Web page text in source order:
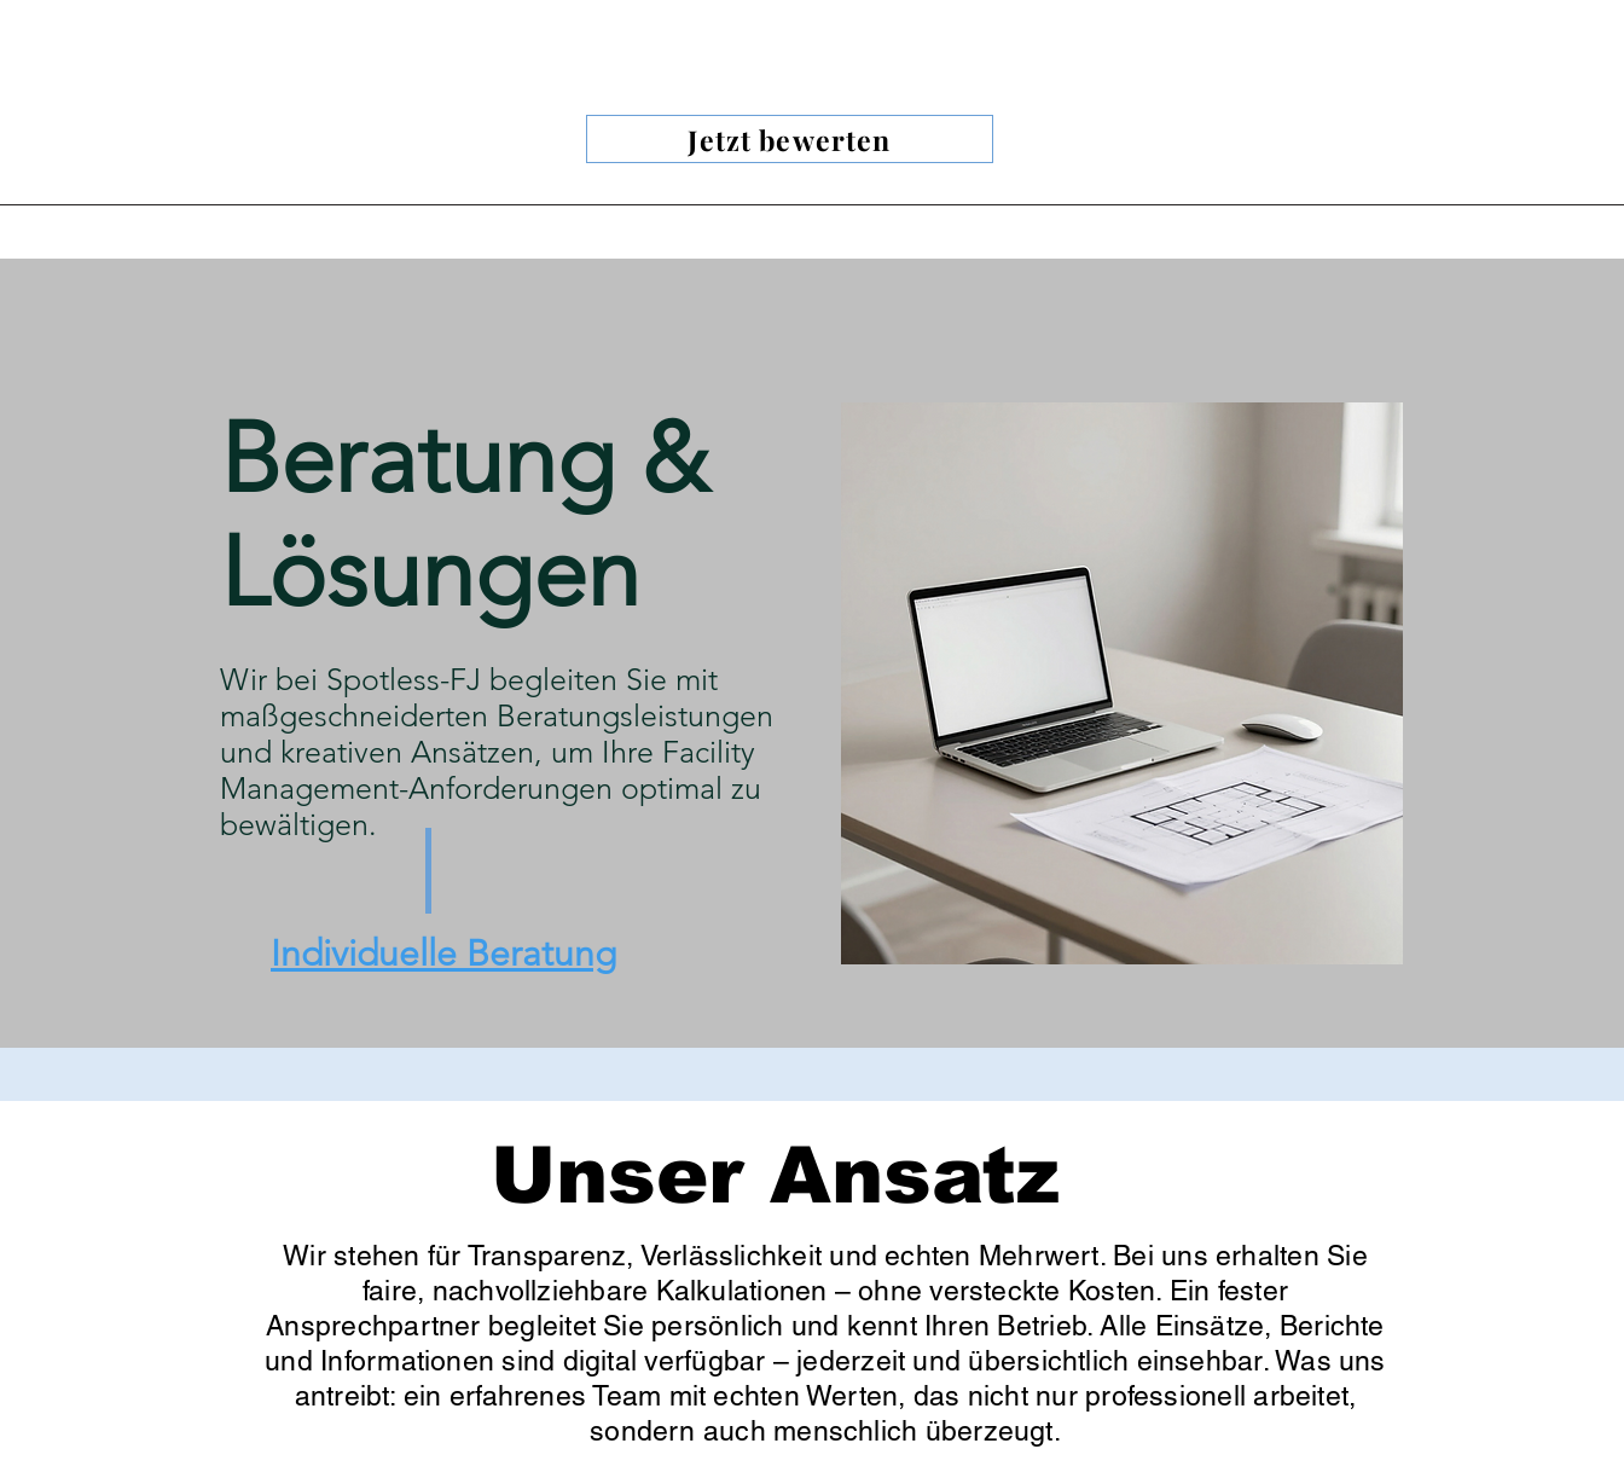
Jetzt bewerten
​Beratung &
Lösungen
​Wir bei Spotless-FJ begleiten Sie mit
maßgeschneiderten Beratungsleistungen
und kreativen Ansätzen, um Ihre Facility
Management-Anforderungen optimal zu
bewältigen.
Individuelle Beratung
Unser Ansatz
Wir stehen für Transparenz, Verlässlichkeit und echten Mehrwert. Bei uns erhalten Sie
faire, nachvollziehbare Kalkulationen – ohne versteckte Kosten. Ein fester
Ansprechpartner begleitet Sie persönlich und kennt Ihren Betrieb. Alle Einsätze, Berichte
und Informationen sind digital verfügbar – jederzeit und übersichtlich einsehbar. Was uns
antreibt: ein erfahrenes Team mit echten Werten, das nicht nur professionell arbeitet,
sondern auch menschlich überzeugt.